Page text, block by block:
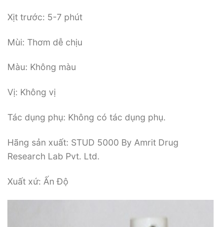
Xịt trước: 5-7 phút
Mùi: Thơm dễ chịu
Màu: Không màu
Vị: Không vị
Tác dụng phụ: Không có tác dụng phụ.
Hãng sản xuất: STUD 5000 By Amrit Drug
Research Lab Pvt. Ltd.
Xuất xứ: Ấn Độ